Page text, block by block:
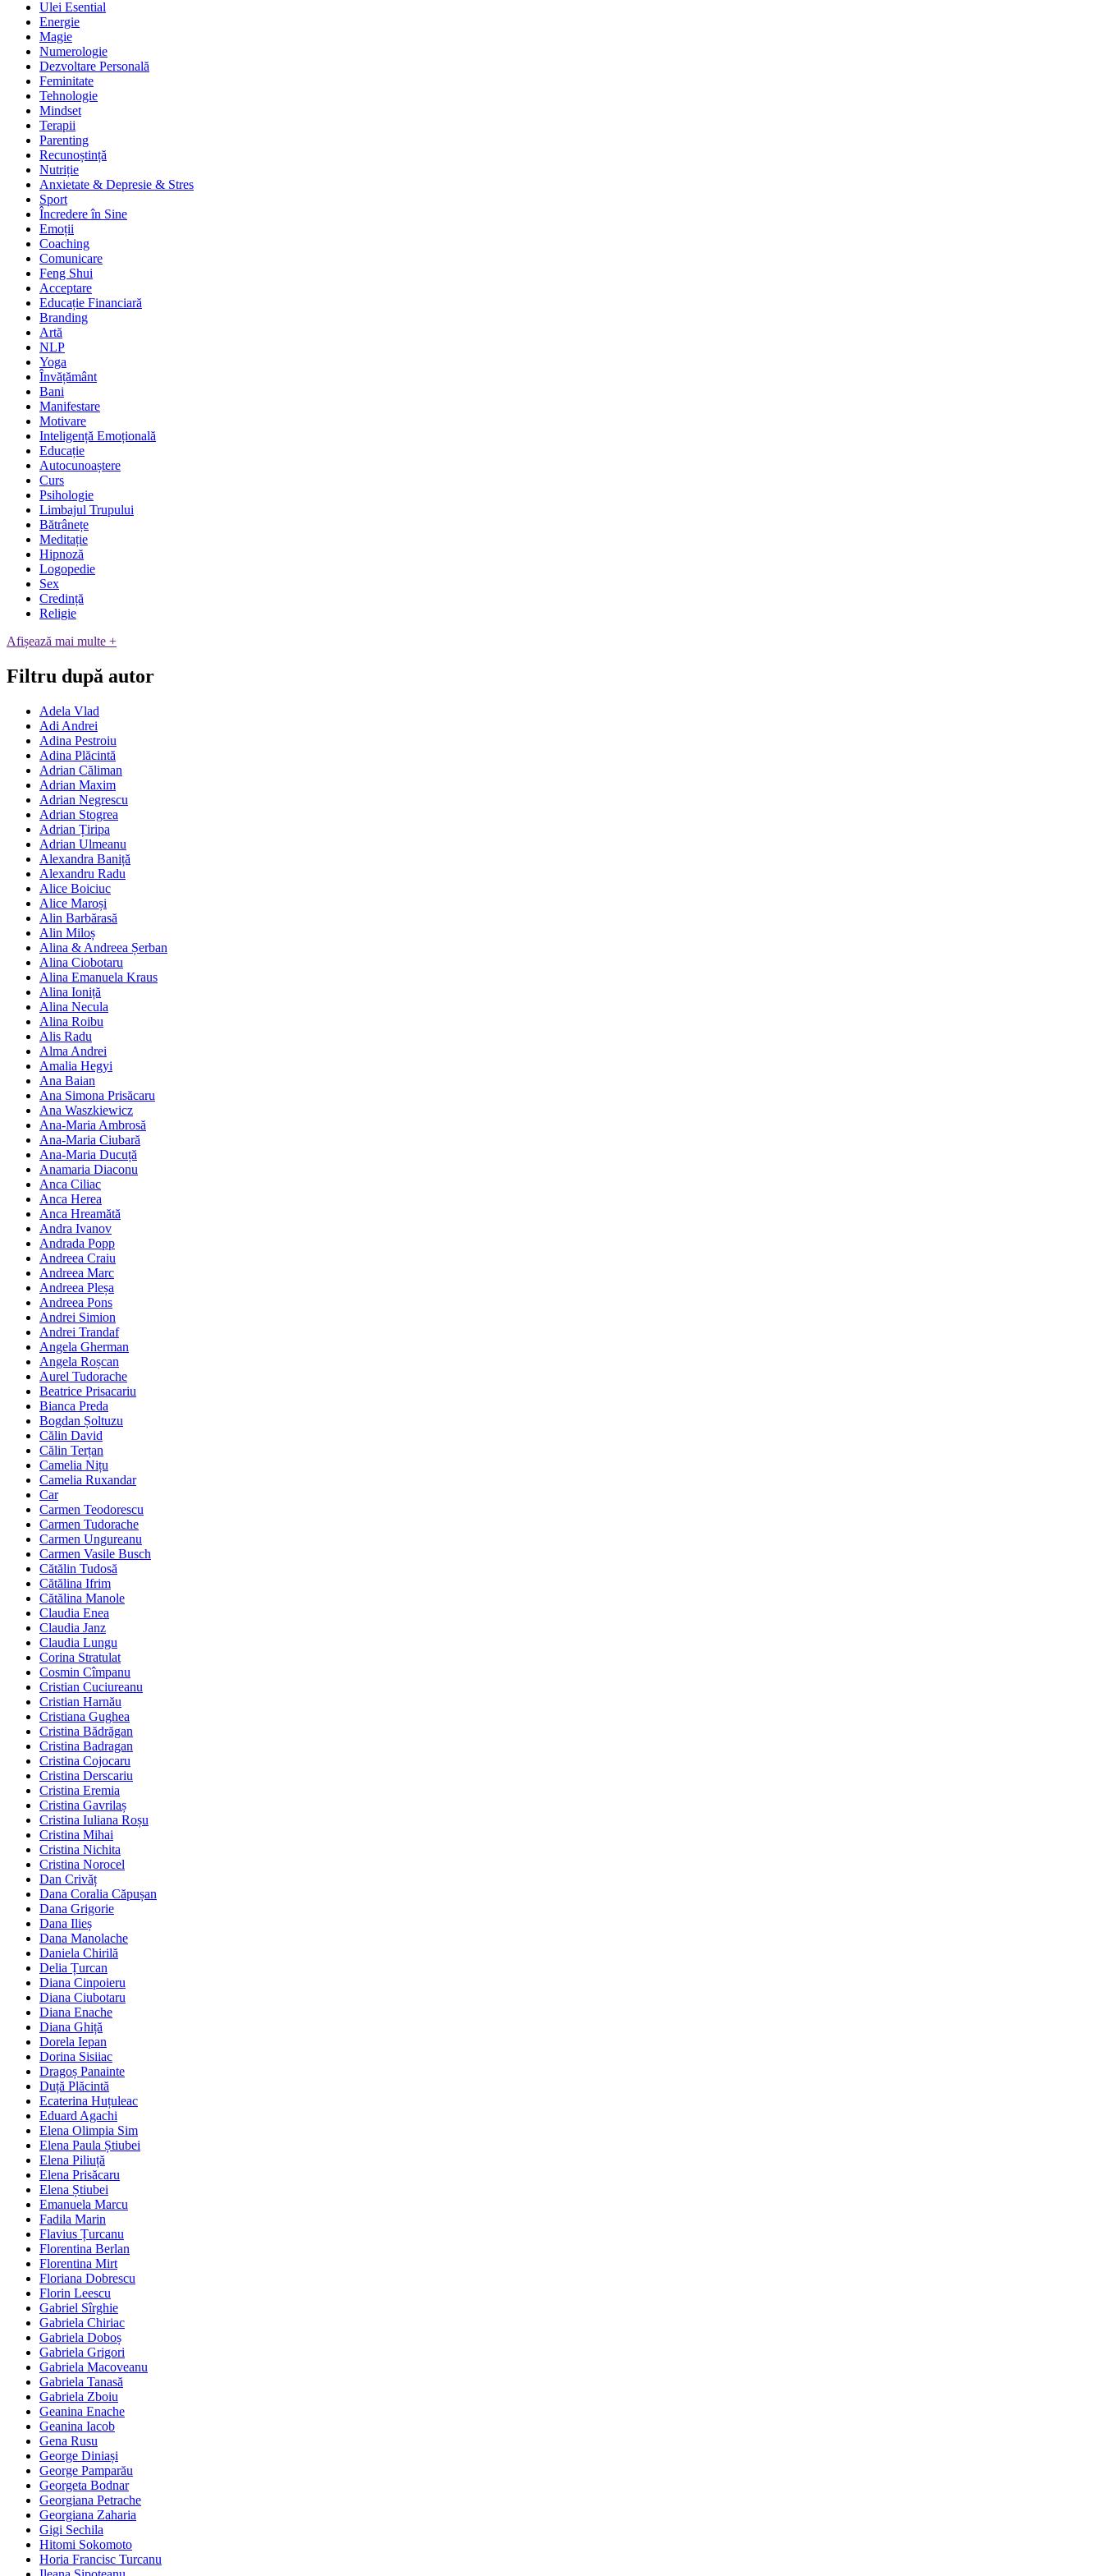
Ulei Esential
Energie
Magie
Numerologie
Dezvoltare Personală
Feminitate
Tehnologie
Mindset
Terapii
Parenting
Recunoștință
Nutriție
Anxietate & Depresie & Stres
Sport
Încredere în Sine
Emoții
Coaching
Comunicare
Feng Shui
Acceptare
Educație Financiară
Branding
Artă
NLP
Yoga
Învățământ
Bani
Manifestare
Motivare
Inteligență Emoțională
Educație
Autocunoaștere
Curs
Psihologie
Limbajul Trupului
Bătrânețe
Meditație
Hipnoză
Logopedie
Sex
Credință
Religie
Afișează mai multe +
Filtru după autor
Adela Vlad
Adi Andrei
Adina Pestroiu
Adina Plăcintă
Adrian Căliman
Adrian Maxim
Adrian Negrescu
Adrian Stogrea
Adrian Țiripa
Adrian Ulmeanu
Alexandra Baniță
Alexandru Radu
Alice Boiciuc
Alice Maroși
Alin Barbărasă
Alin Miloș
Alina & Andreea Șerban
Alina Ciobotaru
Alina Emanuela Kraus
Alina Ioniță
Alina Necula
Alina Roibu
Alis Radu
Alma Andrei
Amalia Hegyi
Ana Baian
Ana Simona Prisăcaru
Ana Waszkiewicz
Ana-Maria Ambrosă
Ana-Maria Ciubară
Ana-Maria Ducuță
Anamaria Diaconu
Anca Ciliac
Anca Herea
Anca Hreamătă
Andra Ivanov
Andrada Popp
Andreea Craiu
Andreea Marc
Andreea Pleșa
Andreea Pons
Andrei Simion
Andrei Trandaf
Angela Gherman
Angela Roșcan
Aurel Tudorache
Beatrice Prisacariu
Bianca Preda
Bogdan Șoltuzu
Călin David
Călin Terțan
Camelia Nițu
Camelia Ruxandar
Car
Carmen Teodorescu
Carmen Tudorache
Carmen Ungureanu
Carmen Vasile Busch
Cătălin Tudosă
Cătălina Ifrim
Cătălina Manole
Claudia Enea
Claudia Janz
Claudia Lungu
Corina Stratulat
Cosmin Cîmpanu
Cristian Cuciureanu
Cristian Harnău
Cristiana Gughea
Cristina Bădrăgan
Cristina Badragan
Cristina Cojocaru
Cristina Derscariu
Cristina Eremia
Cristina Gavrilaș
Cristina Iuliana Roșu
Cristina Mihai
Cristina Nichita
Cristina Norocel
Dan Crivăț
Dana Coralia Căpușan
Dana Grigorie
Dana Ilieș
Dana Manolache
Daniela Chirilă
Delia Țurcan
Diana Cinpoieru
Diana Ciubotaru
Diana Enache
Diana Ghiță
Dorela Iepan
Dorina Sisiiac
Dragoș Panainte
Duță Plăcintă
Ecaterina Huțuleac
Eduard Agachi
Elena Olimpia Sim
Elena Paula Știubei
Elena Piliuță
Elena Prisăcaru
Elena Știubei
Emanuela Marcu
Fadila Marin
Flavius Țurcanu
Florentina Berlan
Florentina Mirt
Floriana Dobrescu
Florin Leescu
Gabriel Sîrghie
Gabriela Chiriac
Gabriela Doboș
Gabriela Grigori
Gabriela Macoveanu
Gabriela Tanasă
Gabriela Zboiu
Geanina Enache
Geanina Iacob
Gena Rusu
George Diniași
George Pamparău
Georgeta Bodnar
Georgiana Petrache
Georgiana Zaharia
Gigi Sechila
Hitomi Sokomoto
Horia Francisc Turcanu